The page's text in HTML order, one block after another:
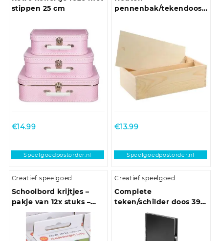
stippen 25 cm
€14.99
Speelgoedpostorder.nl
pennenbak/tekendoos
20 x 10,8 cm
€13.99
Speelgoedpostorder.nl
Creatief speelgoed
Schoolbord krijtjes –
pakje van 12x stuks –
multi kleuren –
speelgoed
Creatief speelgoed
Complete
teken/schilder doos 39-
delig met een A4
schetsboek